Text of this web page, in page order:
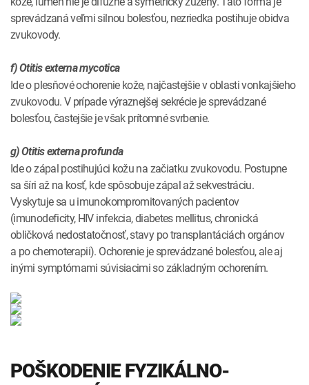
sprevádzaná veľmi silnou bolesťou, nezriedka postihuje obidva
zvukovody.
f) Otitis externa mycotica
Ide o plesňové ochorenie kože, najčastejšie v oblasti vonkajšieho
zvukovodu. V prípade výraznejšej sekrécie je sprevádzané
bolesťou, častejšie je však prítomné svrbenie.
g) Otitis externa profunda
Ide o zápal postihujúci kožu na začiatku zvukovodu. Postupne
sa šíri až na kosť, kde spôsobuje zápal až sekvestráciu.
Vyskytuje sa u imunokompromitovaných pacientov
(imunodeficity, HIV infekcia, diabetes mellitus, chronická
obličková nedostatočnosť, stavy po transplantáciách orgánov
a po chemoterapii). Ochorenie je sprevádzané bolesťou, ale aj
inými symptómami súvisiacimi so základným ochorením.
POŠKODENIE FYZIKÁLNO-